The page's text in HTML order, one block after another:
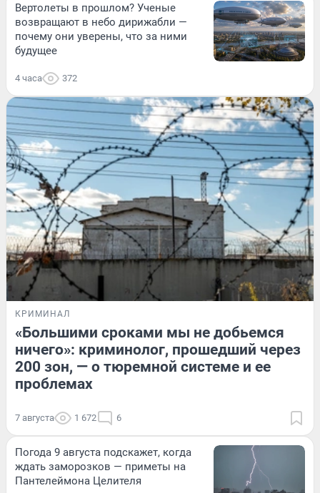
Вертолеты в прошлом? Ученые
возвращают в небо дирижабли —
почему они уверены, что за ними
будущее
4 часа 372
КРИМИНАЛ
«Большими сроками мы не добьемся
ничего»: криминолог, прошедший через
200 зон, — о тюремной системе и ее
проблемах
7 августа 1 672 6
Погода 9 августа подскажет, когда
ждать заморозков — приметы на
Пантелеймона Целителя